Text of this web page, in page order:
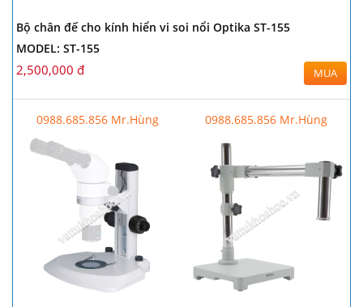
Bộ chân đế cho kính hiển vi soi nổi Optika ST-155
MODEL: ST-155
2,500,000 đ MUA
0988.685.856 Mr.Hùng 0988.685.856 Mr.Hùng